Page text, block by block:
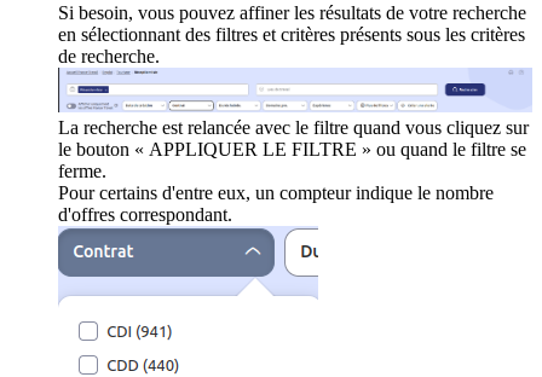
Si besoin, vous pouvez affiner les résultats de votre recherche
en sélectionnant des filtres et critères présents sous les critères
de recherche.
La recherche est relancée avec le filtre quand vous cliquez sur
le bouton « APPLIQUER LE FILTRE » ou quand le filtre se
ferme.
Pour certains d'entre eux, un compteur indique le nombre
d'offres correspondant.